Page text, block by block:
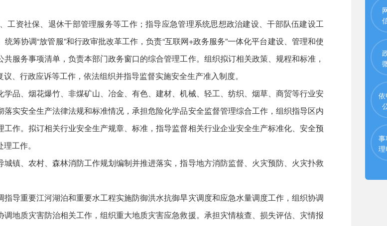
工资社保、退休干部管理服务等工作；指导应急管理系统思想政治建设、干部队伍建设工
筹协调“放管服”和行政审批改革工作，负责“互联网+政务服务”一体化平台建设、管理和使
服务事项清单，负责本部门政务窗口的综合管理工作。组织拟订相关政策、规程和标准，
、行政应诉等工作，依法组织并指导监督实施安全生产准入制度。
学品、烟花爆竹、非煤矿山、冶金、有色、建材、机械、轻工、纺织、烟草、商贸等行业安
实安全生产法律法规和标准情况，承担危险化学品安全监督管理综合工作，组织指导区内
作。拟订相关行业安全生产规章、标准，指导监督相关行业企业安全生产标准化、安全预
工作。
城镇、农村、森林消防工作规划编制并推进落实，指导地方消防监督、火灾预防、火灾扑救
指导重要江河湖泊和重要水工程实施防御洪水抗御旱灾调度和应急水量调度工作，组织协调
地质灾害防治相关工作，组织重大地质灾害应急救援。承担灾情核查、损失评估、灾情报